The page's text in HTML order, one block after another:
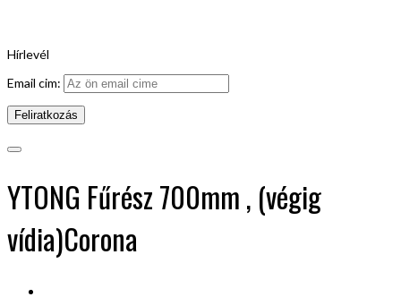
Hírlevél
Email cim:
YTONG Fűrész 700mm , (végig
vídia)Corona